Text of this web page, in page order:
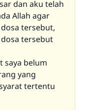
dan aku telah
Allah agar
tersebut,
tersebut
saya belum
yang
tertentu